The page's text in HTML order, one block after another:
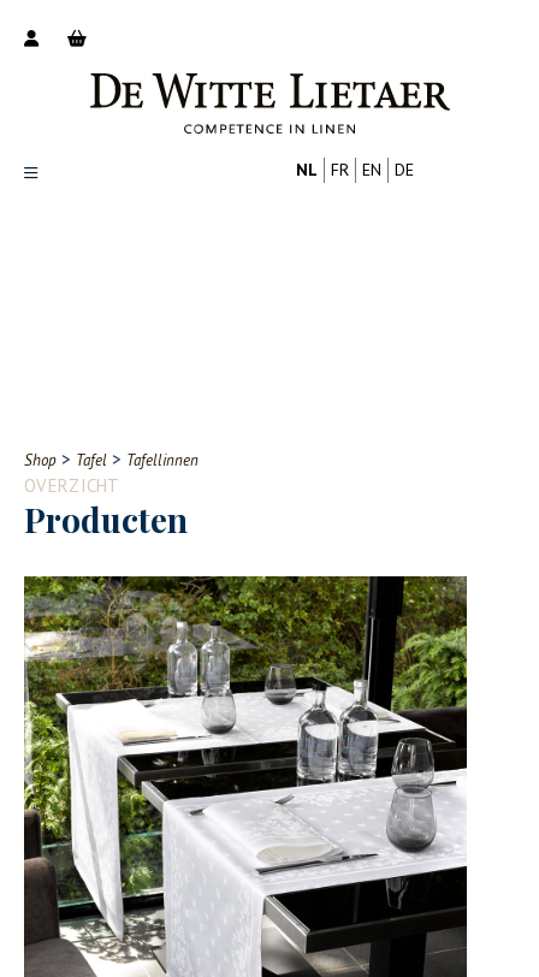
Contact
NL FR EN DE
Shop > Tafel > Tafellinnen
OVERZICHT
Producten